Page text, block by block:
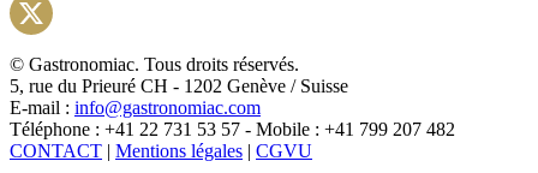
X
© Gastronomiac. Tous droits réservés.
5, rue du Prieuré CH - 1202 Genève / Suisse
E-mail : info@gastronomiac.com
Téléphone : +41 22 731 53 57 - Mobile : +41 799 207 482
CONTACT | Mentions légales | CGVU